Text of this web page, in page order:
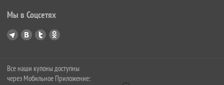
Мы в Соцсетях
Все наши купоны доступны
через Мобильное Приложение: